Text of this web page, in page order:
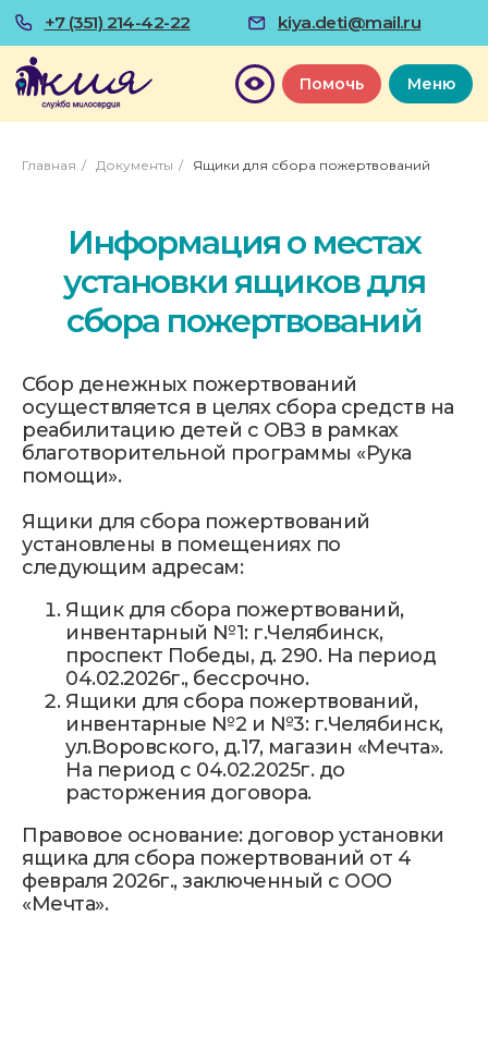
kiya.deti@mail.ru
+7 (351) 214-42-22
Главная / Документы / Ящики для сбора пожертвований
Информация о местах
установки ящиков для
сбора пожертвований
Сбор денежных пожертвований
осуществляется в целях сбора средств на
реабилитацию детей с ОВЗ в рамках
благотворительной программы «Рука
помощи».
Ящики для сбора пожертвований
установлены в помещениях по
следующим адресам:
Ящик для сбора пожертвований,
инвентарный №1: г.Челябинск,
проспект Победы, д. 290. На период
04.02.2026г., бессрочно.
Ящики для сбора пожертвований,
инвентарные №2 и №3: г.Челябинск,
ул.Воровского, д.17, магазин «Мечта».
На период с 04.02.2025г. до
расторжения договора.
Правовое основание: договор установки
ящика для сбора пожертвований от 4
февраля 2026г., заключенный с ООО
«Мечта».
Контакты
Телефон
+7 (351) 214-42-22